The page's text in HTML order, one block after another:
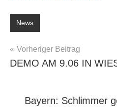
News
Beitragsnavigation
Vorheriger Beitrag
DEMO AM 9.06 IN
Bayern: Schlimmer